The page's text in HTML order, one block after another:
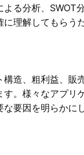
る分析、SWOT
理解してもらう
造、粗利益、販
。様々なアプリ
要因を明らかに